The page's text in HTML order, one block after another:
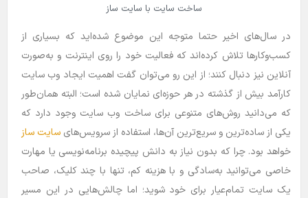
ساخت سایت با سایت ساز
در سال‌های اخیر حتما متوجه این موضوع شده‌اید که بسیاری از
کسب‌و‌کار‌ها تلاش کرده‌اند که فعالیت خود را روی اینترنت و به‌صورت
آنلاین نیز دنبال کنند؛ از این رو می‌توان گفت اهمیت ایجاد وب سایت
کارآمد بیش از گذشته در هر حوزه‌ای نمایان شده است؛ البته همان‌طور
که می‌دانید روش‌های متنوعی برای ساخت وب سایت وجود دارد که
یکی از ساده‌ترین و سریع‌ترین آن‌ها، استفاده از سرویس‌های سایت ساز
خواهد بود. چرا که بدون نیاز به دانش پیچیده برنامه‌نویسی یا مهارت
خاصی می‌توانید به‌سادگی و با هزینه کم، تنها با چند کلیک، صاحب
یک سایت تمام‌عیار برای خود شوید؛ اما چالش‌هایی در این مسیر